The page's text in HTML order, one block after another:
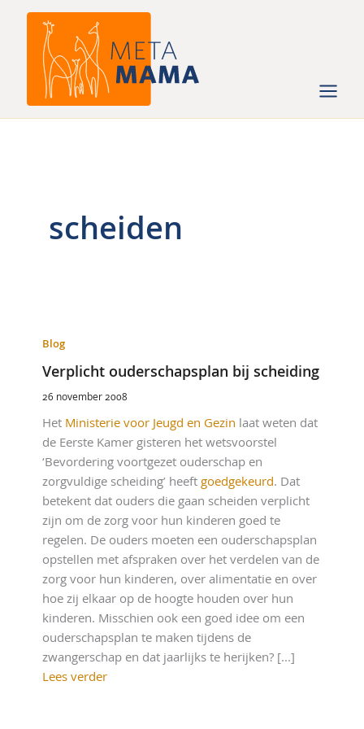
scheiden
Blog
Verplicht ouderschapsplan bij scheiding
26 november 2008
Het Ministerie voor Jeugd en Gezin laat weten dat
de Eerste Kamer gisteren het wetsvoorstel
‘Bevordering voortgezet ouderschap en
zorgvuldige scheiding’ heeft goedgekeurd. Dat
betekent dat ouders die gaan scheiden verplicht
zijn om de zorg voor hun kinderen goed te
regelen. De ouders moeten een ouderschapsplan
opstellen met afspraken over het verdelen van de
zorg voor hun kinderen, over alimentatie en over
hoe zij elkaar op de hoogte houden over hun
kinderen. Misschien ook een goed idee om een
ouderschapsplan te maken tijdens de
zwangerschap en dat jaarlijks te herijken? [...]
Lees verder